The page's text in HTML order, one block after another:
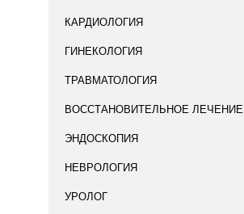
КАРДИОЛОГИЯ
ГИНЕКОЛОГИЯ
ТРАВМАТОЛОГИЯ
ВОССТАНОВИТЕЛЬНОЕ ЛЕЧЕНИЕ
ЭНДОСКОПИЯ
НЕВРОЛОГИЯ
УРОЛОГ